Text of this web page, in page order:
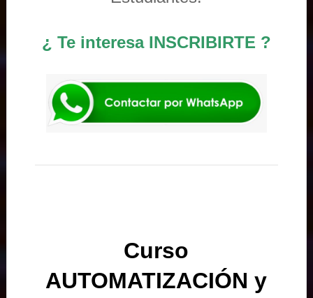
¿ Te interesa INSCRIBIRTE ?
Curso
AUTOMATIZACIÓN y